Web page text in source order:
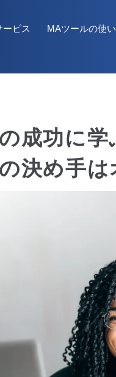
ービス MAツールの使
成功に
決め手